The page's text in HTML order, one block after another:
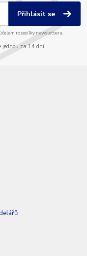
Přihlásit se
rozesílky newsletteru.
jednou za 14 dní.